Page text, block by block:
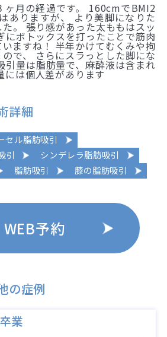
ヶ月の経過です。 160cmでBMI2
ありますが、 より美脚になりた
。 張り感があった太ももはスッ
にボトックスを打ったことで筋肉
ますね！ 半年かけてむくみや拘
で、 さらにスラっとした脚にな
量は脂肪量で、麻酔液は含まれ
は個人差があります
詳細
セル脂肪吸引
引
シンデレラ脂肪吸引
脂肪吸引 膝の脂肪吸引
WEB予約
の症例
業